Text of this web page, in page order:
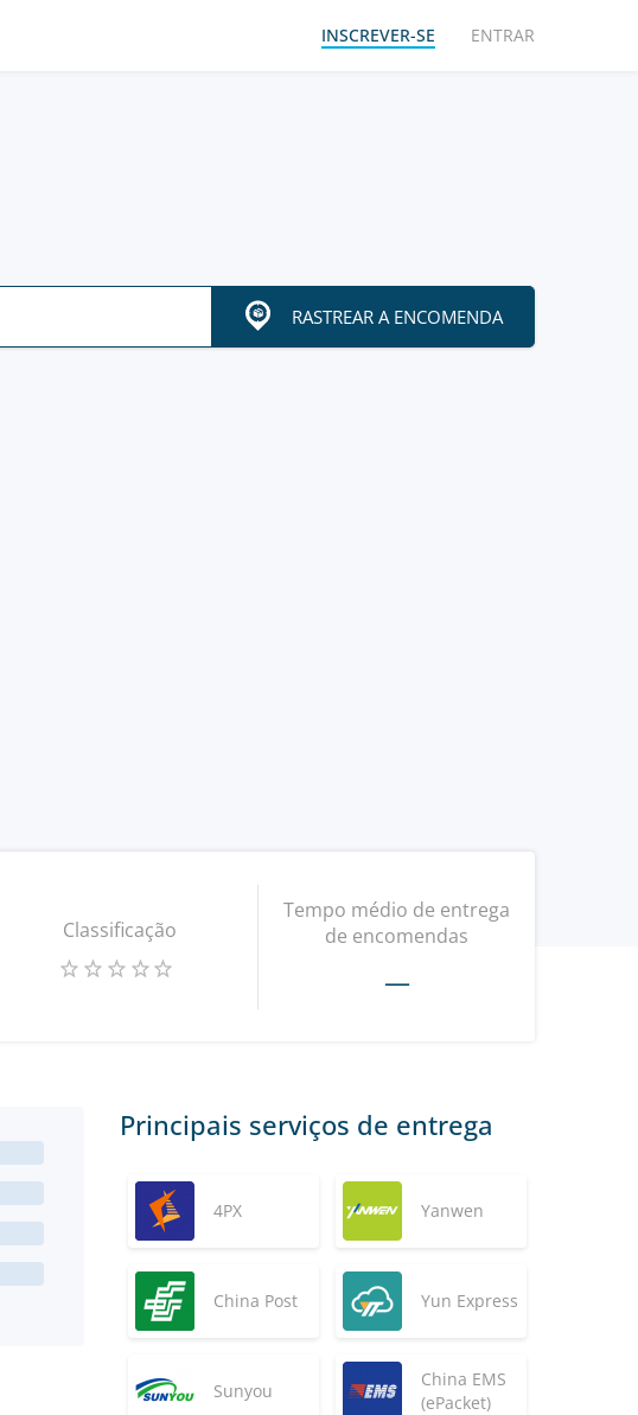
INSCREVER-SE ENTRAR
RASTREAR A ENCOMENDA
Classificação
Tempo médio de entrega
de encomendas
—
Principais serviços de entrega
4PX Yanwen
China Post Yun Express
Sunyou
China EMS
(ePacket)